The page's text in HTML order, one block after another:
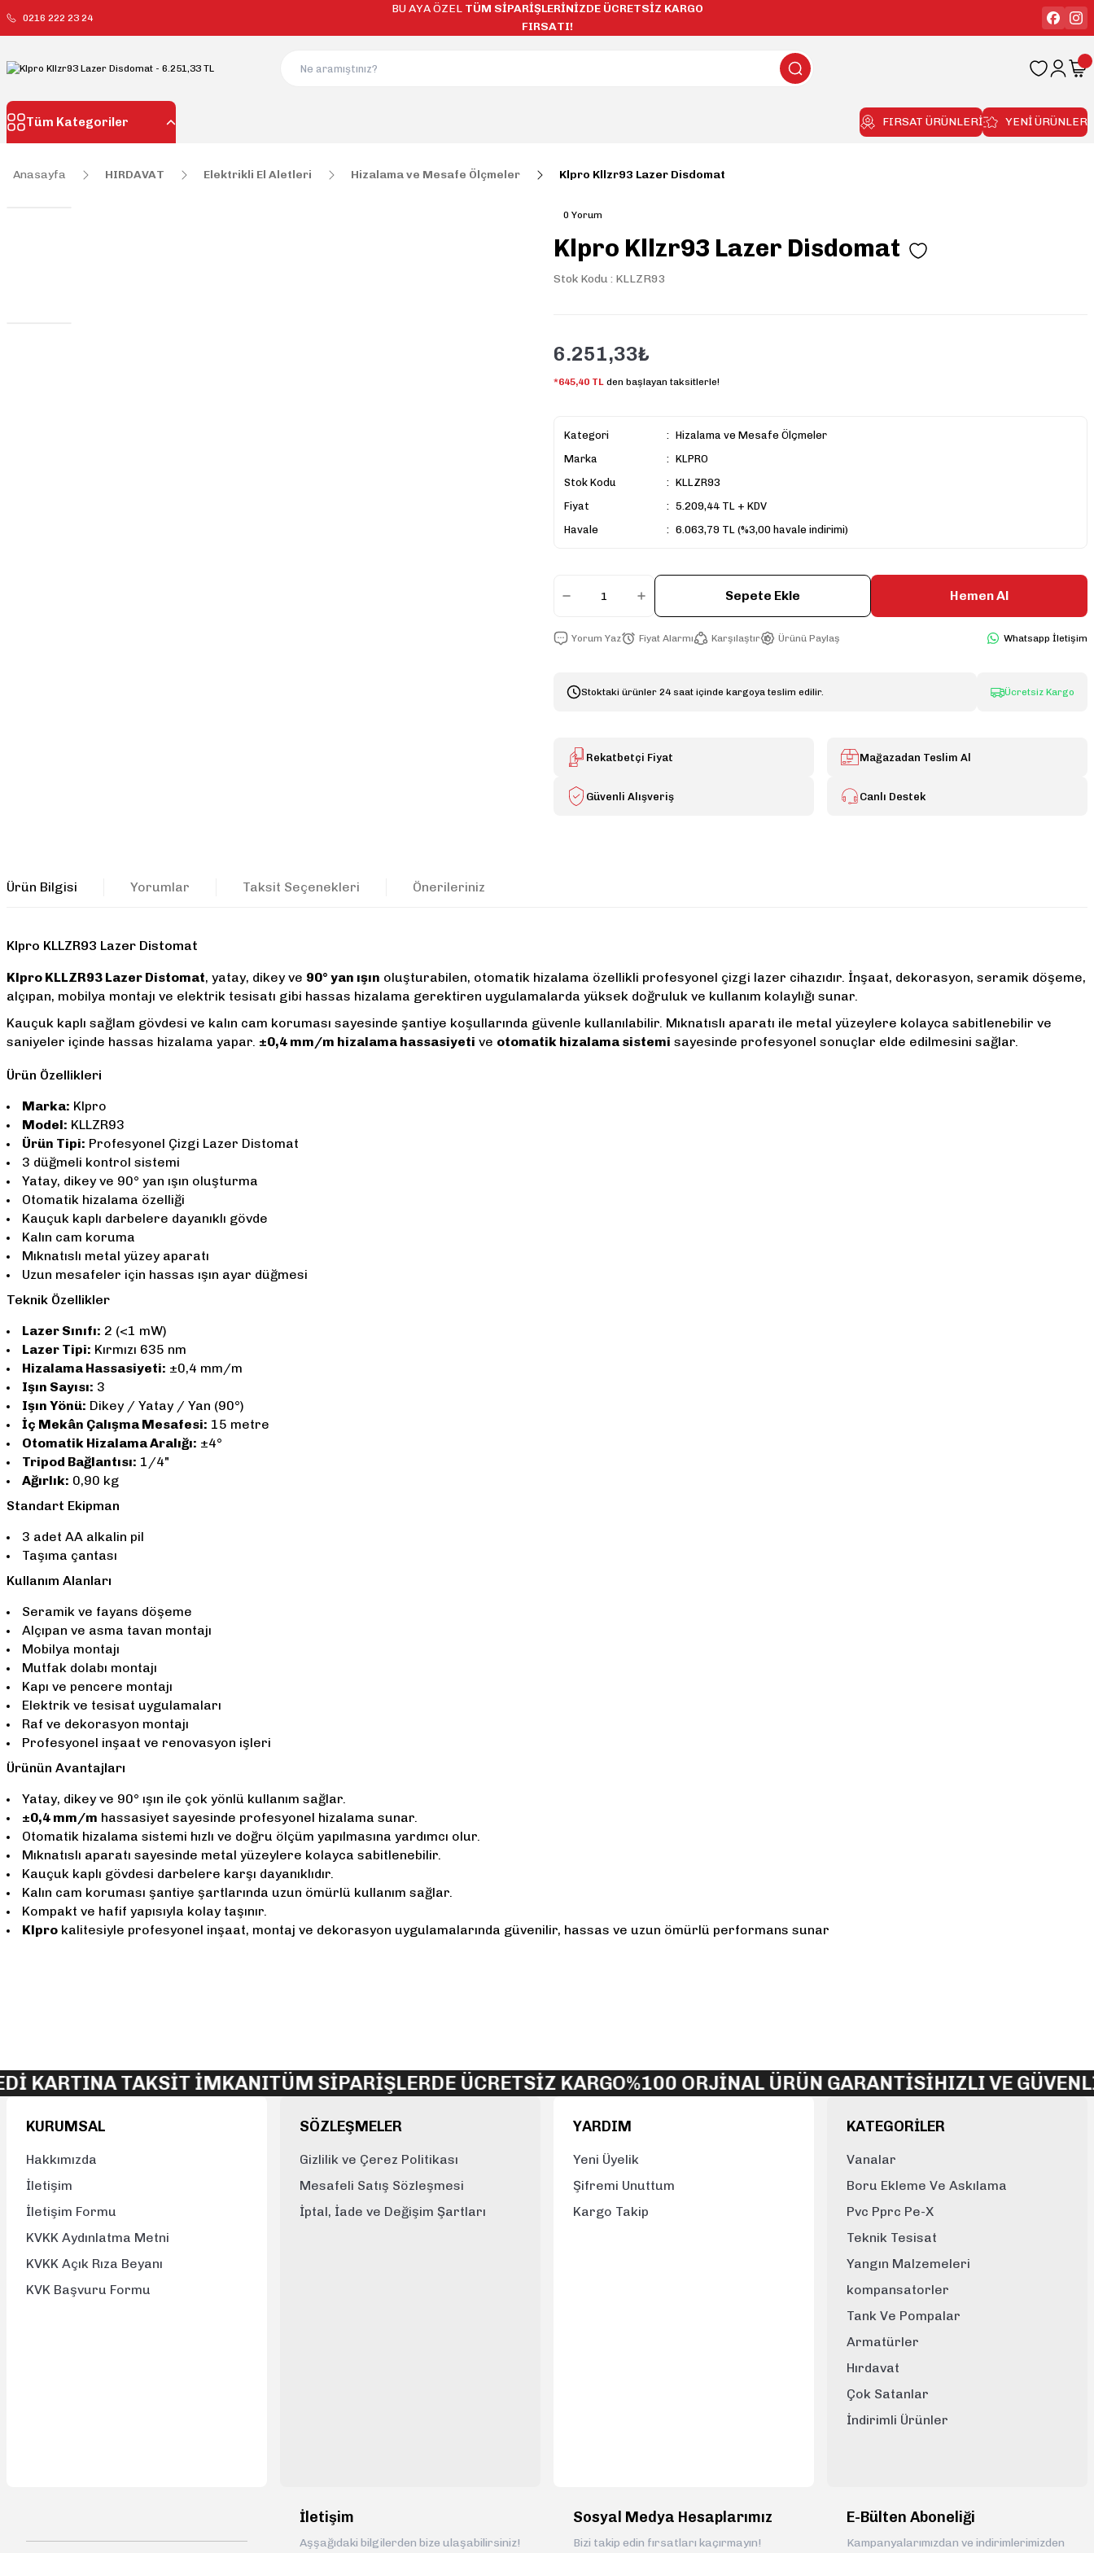
0216 222 23 24
BU AYA ÖZEL TÜM SİPARİŞLERİNİZDE ÜCRETSİZ KARGO
FIRSATI!
Tüm Kategoriler FIRSAT ÜRÜNLERİ YENİ ÜRÜNLER
Anasayfa HIRDAVAT Elektrikli El Aletleri Hizalama ve Mesafe Ölçmeler Klpro Kllzr93 Lazer Disdomat
0 Yorum
Klpro Kllzr93 Lazer Disdomat
Stok Kodu : KLLZR93
6.251,33₺
*645,40 TL den başlayan taksitlerle!
Kategori
Hizalama ve Mesafe Ölçmeler
Marka
KLPRO
Stok Kodu
KLLZR93
Fiyat
5.209,44 TL + KDV
Havale
6.063,79 TL (%3,00 havale indirimi)
Sepete Ekle Hemen Al
Yorum Yaz Fiyat Alarmı Karşılaştır Ürünü Paylaş Whatsapp İletişim
Stoktaki ürünler 24 saat içinde kargoya teslim edilir. Ücretsiz Kargo
Rekatbetçi Fiyat Mağazadan Teslim Al
Güvenli Alışveriş Canlı Destek
Ürün Bilgisi Yorumlar Taksit Seçenekleri Önerileriniz
Klpro KLLZR93 Lazer Distomat
Klpro KLLZR93 Lazer Distomat, yatay, dikey ve 90° yan ışın oluşturabilen, otomatik hizalama özellikli profesyonel çizgi lazer cihazıdır. İnşaat, dekorasyon, seramik döşeme,
alçıpan, mobilya montajı ve elektrik tesisatı gibi hassas hizalama gerektiren uygulamalarda yüksek doğruluk ve kullanım kolaylığı sunar.
Kauçuk kaplı sağlam gövdesi ve kalın cam koruması sayesinde şantiye koşullarında güvenle kullanılabilir. Mıknatıslı aparatı ile metal yüzeylere kolayca sabitlenebilir ve
saniyeler içinde hassas hizalama yapar. ±0,4 mm/m hizalama hassasiyeti ve otomatik hizalama sistemi sayesinde profesyonel sonuçlar elde edilmesini sağlar.
Ürün Özellikleri
Marka: Klpro
Model: KLLZR93
Ürün Tipi: Profesyonel Çizgi Lazer Distomat
3 düğmeli kontrol sistemi
Yatay, dikey ve 90° yan ışın oluşturma
Otomatik hizalama özelliği
Kauçuk kaplı darbelere dayanıklı gövde
Kalın cam koruma
Mıknatıslı metal yüzey aparatı
Uzun mesafeler için hassas ışın ayar düğmesi
Teknik Özellikler
Lazer Sınıfı: 2 (<1 mW)
Lazer Tipi: Kırmızı 635 nm
Hizalama Hassasiyeti: ±0,4 mm/m
Işın Sayısı: 3
Işın Yönü: Dikey / Yatay / Yan (90°)
İç Mekân Çalışma Mesafesi: 15 metre
Otomatik Hizalama Aralığı: ±4°
Tripod Bağlantısı: 1/4"
Ağırlık: 0,90 kg
Standart Ekipman
3 adet AA alkalin pil
Taşıma çantası
Kullanım Alanları
Seramik ve fayans döşeme
Alçıpan ve asma tavan montajı
Mobilya montajı
Mutfak dolabı montajı
Kapı ve pencere montajı
Elektrik ve tesisat uygulamaları
Raf ve dekorasyon montajı
Profesyonel inşaat ve renovasyon işleri
Ürünün Avantajları
Yatay, dikey ve 90° ışın ile çok yönlü kullanım sağlar.
±0,4 mm/m hassasiyet sayesinde profesyonel hizalama sunar.
Otomatik hizalama sistemi hızlı ve doğru ölçüm yapılmasına yardımcı olur.
Mıknatıslı aparatı sayesinde metal yüzeylere kolayca sabitlenebilir.
Kauçuk kaplı gövdesi darbelere karşı dayanıklıdır.
Kalın cam koruması şantiye şartlarında uzun ömürlü kullanım sağlar.
Kompakt ve hafif yapısıyla kolay taşınır.
Klpro kalitesiyle profesyonel inşaat, montaj ve dekorasyon uygulamalarında güvenilir, hassas ve uzun ömürlü performans sunar
Ürün bilgilerinde hatalar bulunuyor.
Bu ürüne benzer farklı alternatifler olmalı.
TAKSİT İMKANITÜM SİPARİŞLERDE ÜCRETSİZ KARGO%100 ORJİNAL ÜRÜN GARANTİSİHIZLI VE GÜVENLİ
KURUMSAL
Hakkımızda
İletişim
İletişim Formu
KVKK Aydınlatma Metni
KVKK Açık Rıza Beyanı
KVK Başvuru Formu
SÖZLEŞMELER
Gizlilik ve Çerez Politikası
Mesafeli Satış Sözleşmesi
İptal, İade ve Değişim Şartları
YARDIM
Yeni Üyelik
Şifremi Unuttum
Kargo Takip
KATEGORİLER
Vanalar
Boru Ekleme Ve Askılama
Pvc Pprc Pe-X
Teknik Tesisat
Yangın Malzemeleri
kompansatorler
Tank Ve Pompalar
Armatürler
Hırdavat
Çok Satanlar
İndirimli Ürünler
İletişim
Aşşağıdaki bilgilerden bize ulaşabilirsiniz!
Sosyal Medya Hesaplarımız
Bizi takip edin fırsatları kaçırmayın!
E-Bülten Aboneliği
Kampanyalarımızdan ve indirimlerimizden